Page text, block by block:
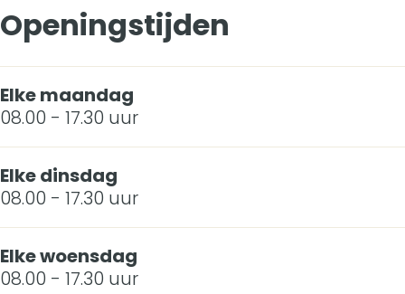
n
A
r
n
a
n
A
m
e
r
o
n
V
a
n
A
m
e
o
A
m
e
r
o
n
e
k
V
a
n
m
r
Openingstijden
Elke maandag
08.00 - 17.30 uur
Elke dinsdag
08.00 - 17.30 uur
Elke woensdag
08.00 - 17.30 uur